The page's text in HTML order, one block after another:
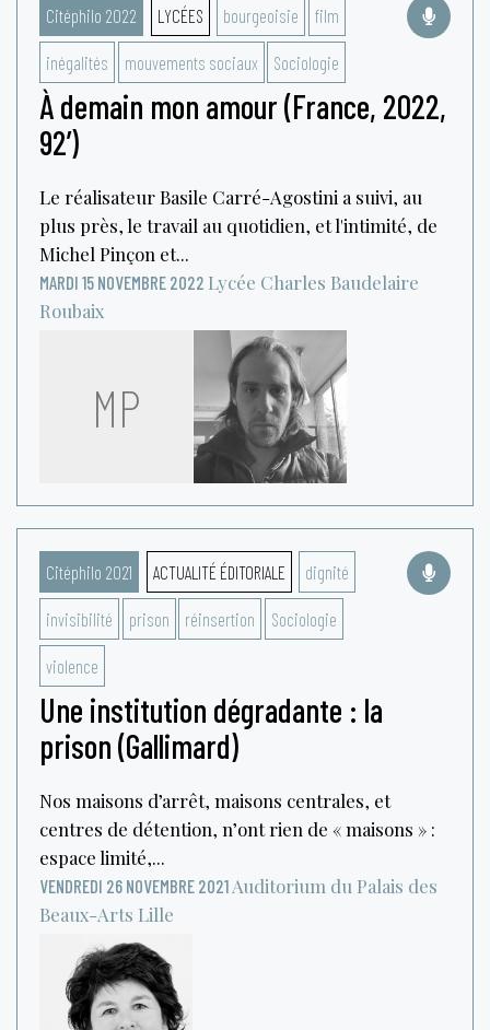
Citéphilo 2022 LYCÉES bourgeoisie film
inégalités mouvements sociaux Sociologie
À demain mon amour (France, 2022,
92’)
Le réalisateur Basile Carré-Agostini a suivi, au
plus près, le travail au quotidien, et l'intimité, de
Michel Pinçon et...
MARDI 15 NOVEMBRE 2022 Lycée Charles Baudelaire
Roubaix
MP
Citéphilo 2021 ACTUALITÉ ÉDITORIALE dignité
invisibilité prison réinsertion Sociologie
violence
Une institution dégradante : la
prison (Gallimard)
Nos maisons d’arrêt, maisons centrales, et
centres de détention, n’ont rien de « maisons » :
espace limité,...
VENDREDI 26 NOVEMBRE 2021 Auditorium du Palais des
Beaux-Arts Lille